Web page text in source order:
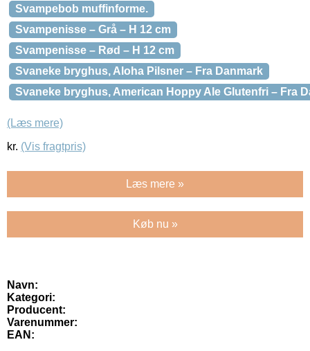
Svampebob muffinforme.
Svampenisse – Grå – H 12 cm
Svampenisse – Rød – H 12 cm
Svaneke bryghus, Aloha Pilsner – Fra Danmark
Svaneke bryghus, American Hoppy Ale Glutenfri – Fra
(Læs mere)
kr. (Vis fragtpris)
Læs mere »
Køb nu »
Navn:
Kategori:
Producent:
Varenummer:
EAN: